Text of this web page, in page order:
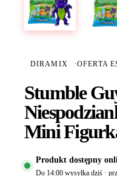
DIRAMIX ·OFERTA
Stumble
Mini
Produkt dostępny
Do 14:00 wysyłka dziś ·